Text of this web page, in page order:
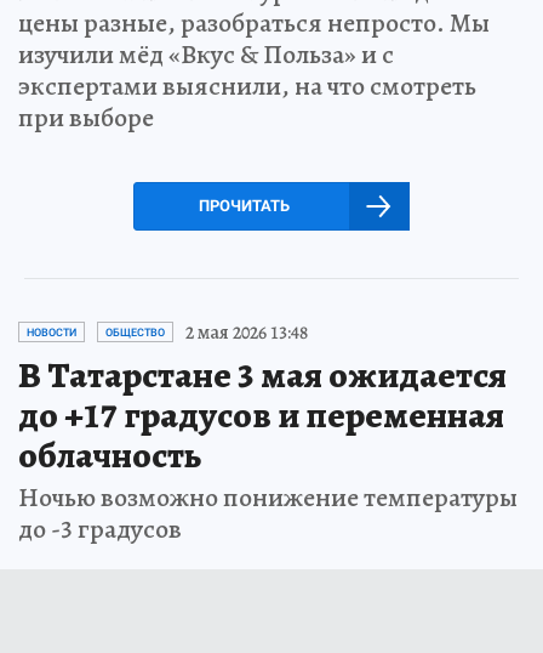
цены разные, разобраться непросто. Мы
изучили мёд «Вкус & Польза» и с
экспертами выяснили, на что смотреть
при выборе
ПРОЧИТАТЬ
НОВОСТИ ОБЩЕСТВО 2 мая 2026 13:48
В Татарстане 3 мая ожидается
до +17 градусов и переменная
облачность
Ночью возможно понижение температуры
до -3 градусов